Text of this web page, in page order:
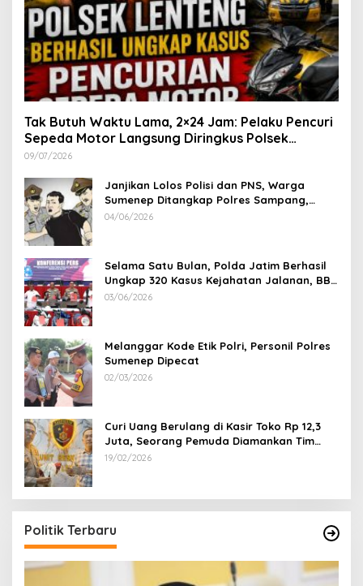
Tak Butuh Waktu Lama, 2×24 Jam: Pelaku Pencuri
Sepeda Motor Langsung Diringkus Polsek
Lenteng di Wilayah Manding
09/07/2026
Janjikan Lolos Polisi dan PNS, Warga
Sumenep Ditangkap Polres Sampang,
Korban Rugi Rp 600 juta
04/06/2026
Selama Satu Bulan, Polda Jatim Berhasil
Ungkap 320 Kasus Kejahatan Jalanan, BB
100 Sepeda Motor dan 12 Mobil Diamankan
03/06/2026
Melanggar Kode Etik Polri, Personil Polres
Sumenep Dipecat
02/03/2026
Curi Uang Berulang di Kasir Toko Rp 12,3
Juta, Seorang Pemuda Diamankan Tim
Reskrim Polsek Lenteng Sumenep
19/02/2026
Politik Terbaru